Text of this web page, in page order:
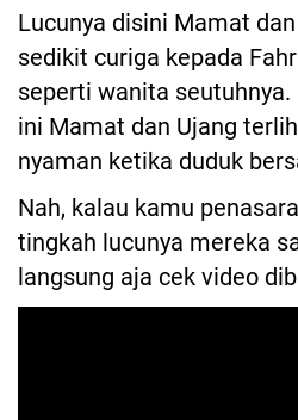
Lucunya disini Mamat
sedikit curiga kepada
seperti wanita seutuhnya.
ini Mamat dan Ujang
nyaman ketika duduk
Nah, kalau kamu
tingkah lucunya mereka
langsung aja cek video